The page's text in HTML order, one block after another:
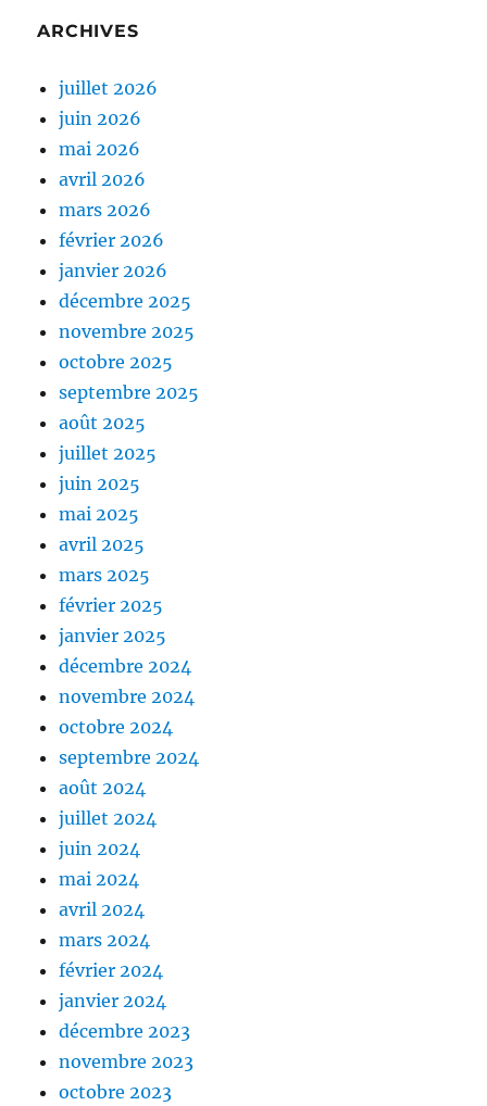
ARCHIVES
juillet 2026
juin 2026
mai 2026
avril 2026
mars 2026
février 2026
janvier 2026
décembre 2025
novembre 2025
octobre 2025
septembre 2025
août 2025
juillet 2025
juin 2025
mai 2025
avril 2025
mars 2025
février 2025
janvier 2025
décembre 2024
novembre 2024
octobre 2024
septembre 2024
août 2024
juillet 2024
juin 2024
mai 2024
avril 2024
mars 2024
février 2024
janvier 2024
décembre 2023
novembre 2023
octobre 2023